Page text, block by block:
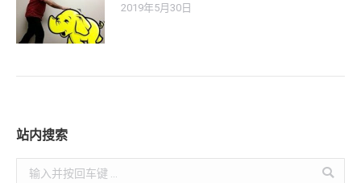
2019年5月30日
站内搜索
Search: